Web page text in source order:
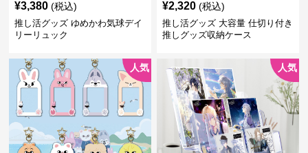
¥3,380 (税込)
推し活グッズ ゆめかわ気球デイ
リーリュック
¥2,320 (税込)
推し活グッズ 大容量 仕切り付き
推しグッズ収納ケース
人気 人気